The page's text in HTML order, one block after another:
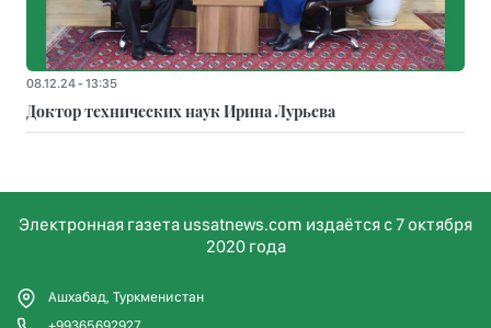
08.12.24 - 13:35
Доктор технических наук Ирина Лурьева
Электронная газета ussatnews.com издаётся с 7 октября
2020 года
Ашхабад, Туркменистан